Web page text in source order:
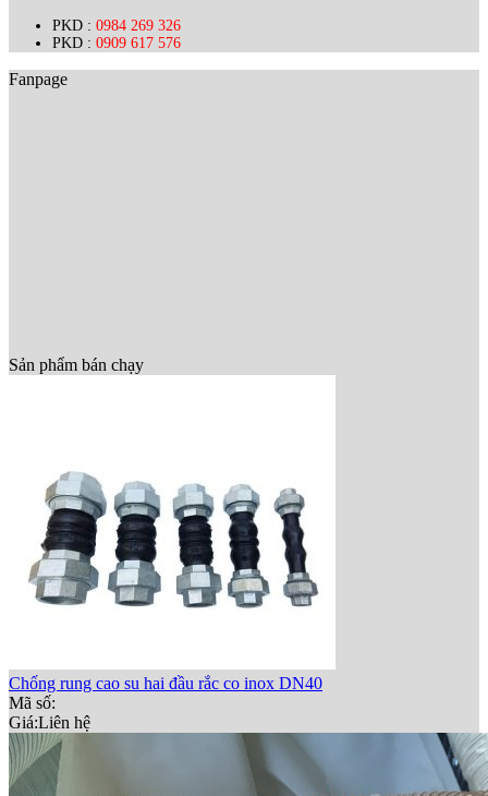
PKD : 0984 269 326
PKD : 0909 617 576
Fanpage
Sản phẩm bán chạy
Chống rung cao su hai đầu rắc co inox DN40
Mã số:
Giá:Liên hệ